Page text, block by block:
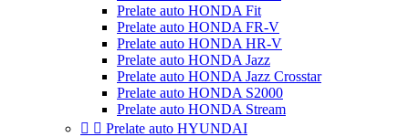
Prelate auto HONDA Fit
Prelate auto HONDA FR-V
Prelate auto HONDA HR-V
Prelate auto HONDA Jazz
Prelate auto HONDA Jazz Crosstar
Prelate auto HONDA S2000
Prelate auto HONDA Stream
  Prelate auto HYUNDAI